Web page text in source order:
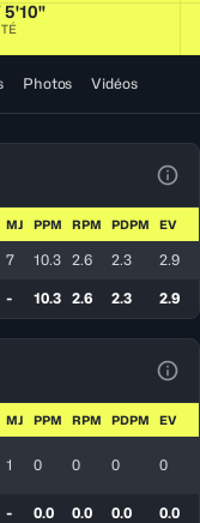
5'10"
Photos Vidéos
MJ PPM RPM PDPM EV
7 10.3 2.6 2.3 2.9
- 10.3 2.6 2.3 2.9
MJ PPM RPM PDPM EV
1 0 0 0 0
- 0.0 0.0 0.0 0.0